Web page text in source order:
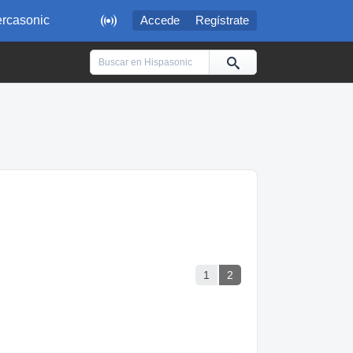
 Accede Regístrate
1 2